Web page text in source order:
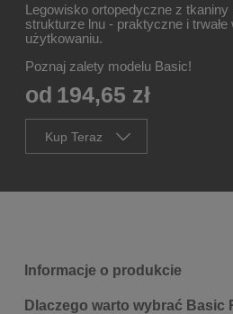
Legowisko ortopedyczne z
strukturze lnu - praktyczne i
użytkowaniu.
Poznaj zalety modelu Basic!
od 194,65 zł
Kup Teraz
Informacje o produkcie
Dlaczego warto wybrać Basic